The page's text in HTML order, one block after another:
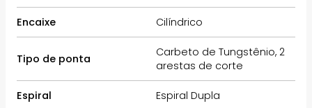
Encaixe Cilíndrico
Tipo de ponta
Carbeto de Tungstênio, 2
arestas de corte
Espiral Espiral Dupla